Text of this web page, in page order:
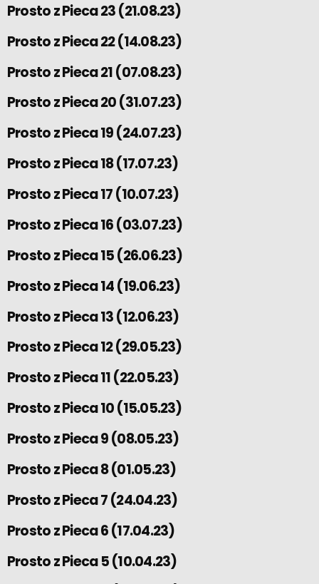
Prosto z Pieca 23 (21.08.23)
Prosto z Pieca 22 (14.08.23)
Prosto z Pieca 21 (07.08.23)
Prosto z Pieca 20 (31.07.23)
Prosto z Pieca 19 (24.07.23)
Prosto z Pieca 18 (17.07.23)
Prosto z Pieca 17 (10.07.23)
Prosto z Pieca 16 (03.07.23)
Prosto z Pieca 15 (26.06.23)
Prosto z Pieca 14 (19.06.23)
Prosto z Pieca 13 (12.06.23)
Prosto z Pieca 12 (29.05.23)
Prosto z Pieca 11 (22.05.23)
Prosto z Pieca 10 (15.05.23)
Prosto z Pieca 9 (08.05.23)
Prosto z Pieca 8 (01.05.23)
Prosto z Pieca 7 (24.04.23)
Prosto z Pieca 6 (17.04.23)
Prosto z Pieca 5 (10.04.23)